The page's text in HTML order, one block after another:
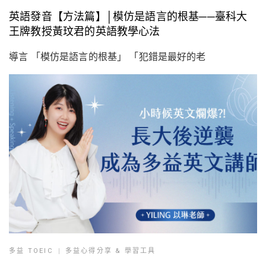
英語發音【方法篇】│模仿是語言的根基──臺科大
王牌教授黃玟君的英語教學心法
導言 「模仿是語言的根基」 「犯錯是最好的老
多益 TOEIC 多益心得分享 & 學習工具